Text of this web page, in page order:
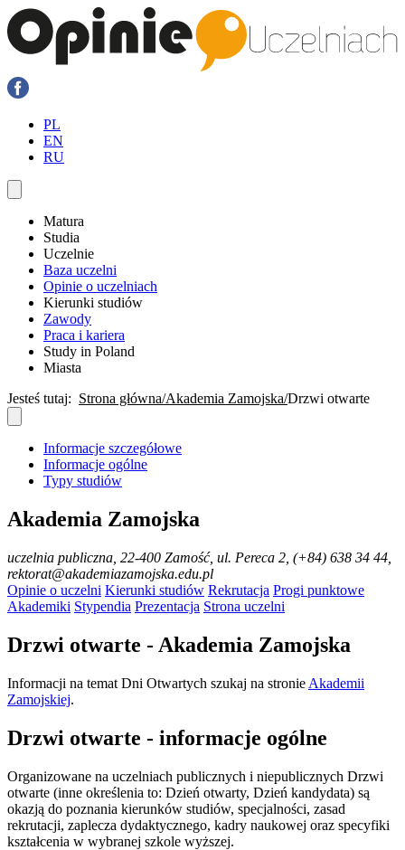
PL
EN
RU
Matura
Studia
Uczelnie
Baza uczelni
Opinie o uczelniach
Kierunki studiów
Zawody
Praca i kariera
Study in Poland
Miasta
Jesteś tutaj: Strona główna Akademia Zamojska Drzwi otwarte
Informacje szczegółowe
Informacje ogólne
Typy studiów
Akademia Zamojska
uczelnia publiczna , 22-400 Zamość, ul. Pereca 2, (+84) 638 34 44,
rektorat@akademiazamojska.edu.pl
Opinie o uczelni Kierunki studiów Rekrutacja Progi punktowe
Akademiki Stypendia Prezentacja Strona uczelni
Drzwi otwarte - Akademia Zamojska
Informacji na temat Dni Otwartych szukaj na stronie Akademii
Zamojskiej.
Drzwi otwarte - informacje ogólne
Organizowane na uczelniach publicznych i niepublicznych Drzwi
otwarte (inne określenia to: Dzień otwarty, Dzień kandydata) są
okazją do poznania kierunków studiów, specjalności, zasad
rekrutacji, zaplecza dydaktycznego, kadry naukowej oraz specyfiki
kształcenia w wybranej szkole wyższej.